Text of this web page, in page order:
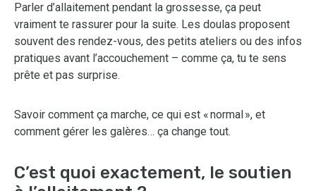
Parler d’allaitement pendant la grossesse, ça peut
vraiment te rassurer pour la suite. Les doulas proposent
souvent des rendez-vous, des petits ateliers ou des infos
pratiques avant l’accouchement – comme ça, tu te sens
prête et pas surprise.
Savoir comment ça marche, ce qui est « normal », et
comment gérer les galères… ça change tout.
C’est quoi exactement, le soutien